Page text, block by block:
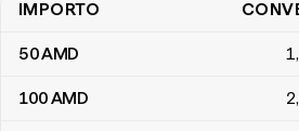
Tabella di conversione da dram armeni
IMPORTO
50AMD 1
100AMD 2